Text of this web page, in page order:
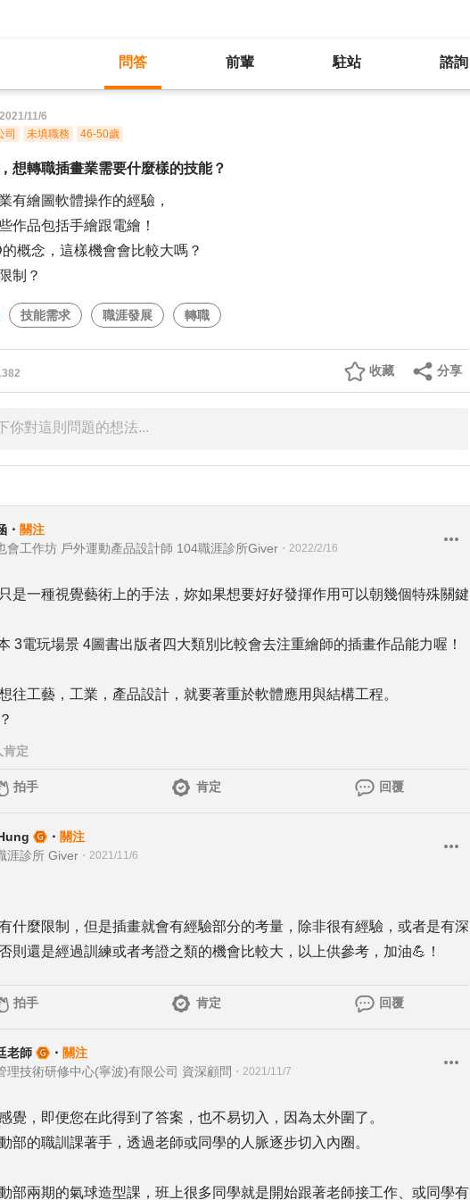
問答 前輩 駐站 諮詢
2021/11/6
司
未填職務 46-50歲
想轉職插畫業需要什麼樣的技能？
有繪圖軟體操作的經驗，
作品包括手繪跟電繪！
概念，這樣機會會比較大嗎？
制？
技能需求 職涯發展 轉職
分享
收藏
・ 關注
會工作坊 戶外運動產品設計師 104職涯診所Giver ・ 2022/2/16
是一種視覺藝術上的手法，妳如果想要好好發揮作用可以朝幾個特殊關鍵
3電玩場景 4圖書出版者四大類別比較會去注重繪師的插畫作品能力喔！
往工藝，工業，產品設計，就要著重於軟體應用與結構工程。
肯定
拍手 肯定 回覆
・ 關注
涯診所 Giver ・ 2021/11/6
什麼限制，但是插畫就會有經驗部分的考量，除非很有經驗，或者是有深
則還是經過訓練或者考證之類的機會比較大，以上供參考，加油💪！
拍手 肯定 回覆
老師 ・ 關注
理技術研修中心(寧波)有限公司 資深顧問 ・ 2021/11/7
覺，即便您在此得到了答案，也不易切入，因為太外圍了。
部的職訓課著手，透過老師或同學的人脈逐步切入內圈。
部兩期的氣球造型課，班上很多同學就是開始跟著老師接工作、或同學有